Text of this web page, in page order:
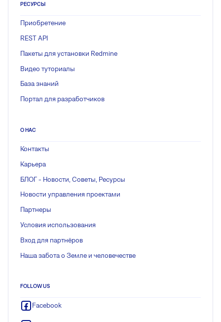
РЕСУРСЫ
Приобретение
REST API
Пакеты для установки Redmine
Видео туториалы
База знаний
Портал для разработчиков
О НАС
Контакты
Карьера
БЛОГ - Новости, Советы, Ресурсы
Новости управления проектами
Партнеры
Условия использования
Вход для партнёров
Наша забота о Земле и человечестве
FOLLOW US
Facebook